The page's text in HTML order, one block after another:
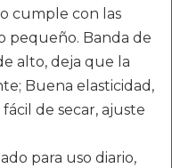
cumple con las
pequeño. Banda de
alto, deja que la
Buena elasticidad,
de secar, ajuste
para uso diario,